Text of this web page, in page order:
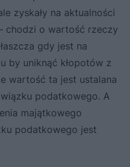
zyskały na aktualności
chodzi o wartość rzeczy
gdy jest na
by uniknąć kłopotów z
wartość ta jest ustalana
podatkowego. A
majątkowego
podatkowego jest